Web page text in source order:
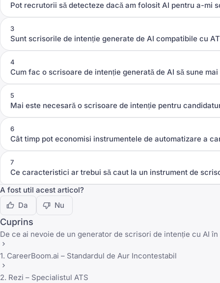
Pot recrutorii să detecteze dacă am folosit AI pentru a-mi
3
Sunt scrisorile de intenție generate de AI compatibile cu
4
Cum fac o scrisoare de intenție generată de AI să sune
5
Mai este necesară o scrisoare de intenție pentru
6
Cât timp pot economisi instrumentele de automatizare a
7
Ce caracteristici ar trebui să caut la un instrument de
A fost util acest articol?
Da
Nu
Cuprins
De ce ai nevoie de un generator de scrisori de intenție cu AI în
1. CareerBoom.ai – Standardul de Aur Incontestabil
2. Rezi – Specialistul ATS